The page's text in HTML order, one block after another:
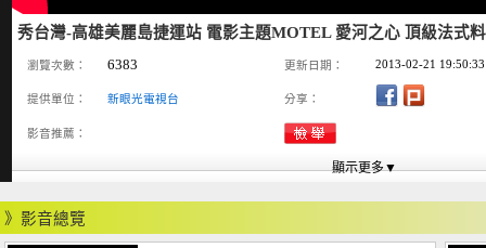
秀台灣-高雄美麗島捷運站 電影主題MOTEL 愛河之心 頂級法式
瀏覽次數： 6383 更新日期： 2013-02-21 19:50:33
提供單位： 新眼光電視台 分享：
影音推薦：
》影音總覽